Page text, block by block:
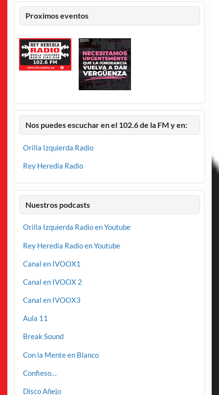
Proximos eventos
Nos puedes escuchar en el 102.6 de la FM y en:
Orilla Izquierda Radio
Rey Heredia Radio
Nuestros podcasts
Orilla Izquierda Radio en Youtube
Rey Heredia Radio en Youtube
Canal en IVOOX1
Canal en IVOOX 2
Canal en IVOOX3
Aula 11
Break Sound
Con la Mente en Blanco
Confieso…
Disco Añejo